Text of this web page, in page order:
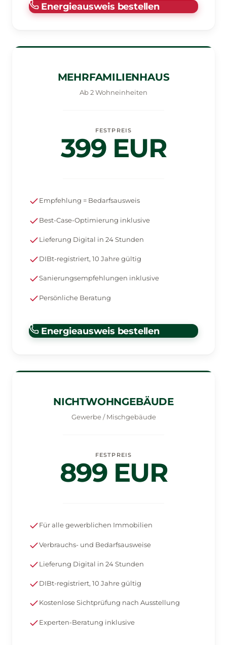
Energieausweis bestellen
MEHRFAMILIENHAUS
Ab 2 Wohneinheiten
FESTPREIS
399 EUR
Empfehlung = Bedarfsausweis
Best-Case-Optimierung inklusive
Lieferung Digital in 24 Stunden
DIBt-registriert, 10 Jahre gültig
Sanierungsempfehlungen inklusive
Persönliche Beratung
Energieausweis bestellen
NICHTWOHNGEBÄUDE
Gewerbe / Mischgebäude
FESTPREIS
899 EUR
Für alle gewerblichen Immobilien
Verbrauchs- und Bedarfsausweise
Lieferung Digital in 24 Stunden
DIBt-registriert, 10 Jahre gültig
Kostenlose Sichtprüfung nach Ausstellung
Experten-Beratung inklusive